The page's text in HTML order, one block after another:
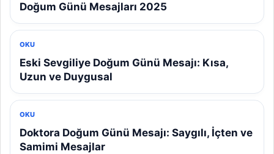
Doğum Günü Mesajları 2025
OKU
Eski Sevgiliye Doğum Günü Mesajı: Kısa,
Uzun ve Duygusal
OKU
Doktora Doğum Günü Mesajı: Saygılı, İçten ve
Samimi Mesajlar